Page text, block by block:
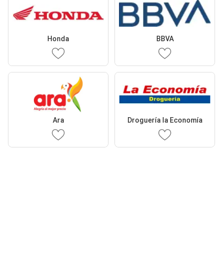
Honda BBVA
Ara Droguería la Economía